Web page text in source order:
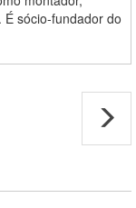
sócio-fundador do